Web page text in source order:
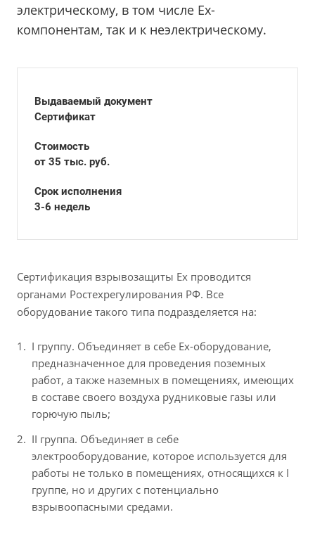
электрическому, в том числе Ex-
компонентам, так и к неэлектрическому.
Выдаваемый документ
Сертификат
Стоимость
от 35 тыс. руб.
Срок исполнения
3-6 недель
Сертификация взрывозащиты Ex проводится
органами Ростехрегулирования РФ. Все
оборудование такого типа подразделяется на:
I группу. Объединяет в себе Ex-оборудование,
предназначенное для проведения поземных
работ, а также наземных в помещениях, имеющих
в составе своего воздуха рудниковые газы или
горючую пыль;
II группа. Объединяет в себе
электрооборудование, которое используется для
работы не только в помещениях, относящихся к I
группе, но и других с потенциально
взрывоопасными средами.